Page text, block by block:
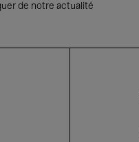
de notre actualité